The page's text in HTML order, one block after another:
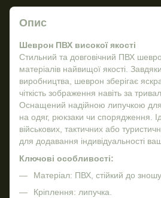
Опис
Шеврон ПВХ високої якості
Стильний та довговічний ПВХ
матеріалів найвищої якості.
виробництва, шеврон зберігає
чіткість зображення навіть за
Оснащений надійною липучкою для
на одяг, рюкзаки чи спорядження.
військових, тактичних або
для додавання індивідуальності
Ключові особливості:
Матеріал: ПВХ, стійкий до
Кріплення: липучка.